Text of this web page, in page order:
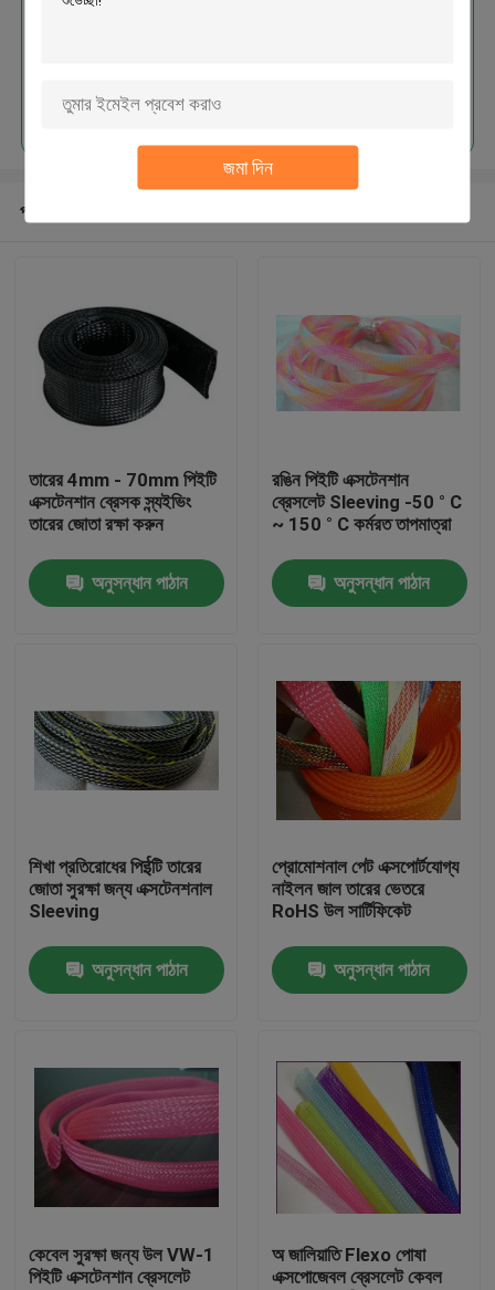
জমা দিন
পণ্য
আমাদের সম্পর্কে
কারখানা ভ্রমণ
মান নিয়ন্ত্রণ
যোগাযোগ করুন
উদ্ধৃতির জন্য আবেদন
নমনীয় পিভিসি টিউবিং
তাপ সঙ্কুচিত নল
ঢেউখেলান নমনীয় টিউবিং
চালিয়ে
প্রস্তাবিত পণ্য
তারের 4mm - 70mm পিইটি
এক্সটেনশান ব্রেসক স্ন্যইভিং
তারের জোতা রক্ষা করুন
অনুসন্ধান পাঠান
রঙিন পিইটি এক্সটেনশান
ব্রেসলেট Sleeving -50 ° C
~ 150 ° C কর্মরত তাপমাত্রা
অনুসন্ধান পাঠান
শিখা প্রতিরোধের পিईটি তারের
জোতা সুরক্ষা জন্য এক্সটেনশনাল
Sleeving
অনুসন্ধান পাঠান
প্রোমোশনাল পেট এক্সপোর্টযোগ্য
নাইলন জাল তারের ভেতরে
RoHS উল সার্টিফিকেট
অনুসন্ধান পাঠান
কেবেল সুরক্ষা জন্য উল VW-1
পিইটি এক্সটেনশান ব্রেসলেট
অ জালিয়াতি Flexo পোষা
এক্সপোজেবল ব্রেসলেট কেবল